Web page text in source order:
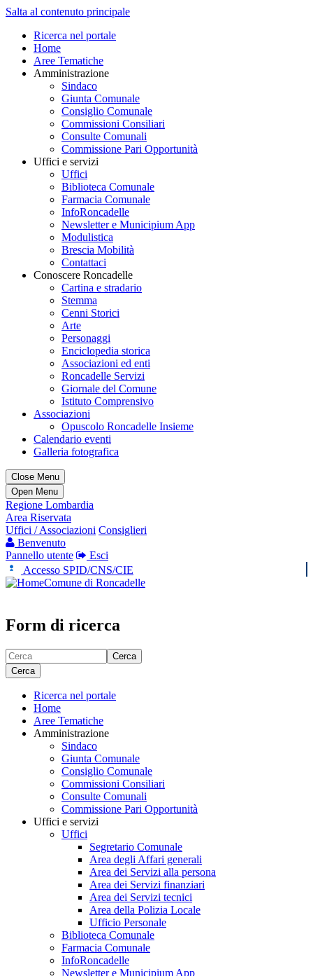
Salta al contenuto principale
Ricerca nel portale
Home
Aree Tematiche
Amministrazione
Sindaco
Giunta Comunale
Consiglio Comunale
Commissioni Consiliari
Consulte Comunali
Commissione Pari Opportunità
Uffici e servizi
Uffici
Biblioteca Comunale
Farmacia Comunale
InfoRoncadelle
Newsletter e Municipium App
Modulistica
Brescia Mobilità
Contattaci
Conoscere Roncadelle
Cartina e stradario
Stemma
Cenni Storici
Arte
Personaggi
Enciclopedia storica
Associazioni ed enti
Roncadelle Servizi
Giornale del Comune
Istituto Comprensivo
Associazioni
Opuscolo Roncadelle Insieme
Calendario eventi
Galleria fotografica
Close Menu
Open Menu
Regione Lombardia
Area Riservata
Uffici / Associazioni Consiglieri
Benvenuto
Pannello utente
Esci
Accesso SPID/CNS/CIE
Comune di Roncadelle
Form di ricerca
Cerca
Cerca
Ricerca nel portale
Home
Aree Tematiche
Amministrazione
Sindaco
Giunta Comunale
Consiglio Comunale
Commissioni Consiliari
Consulte Comunali
Commissione Pari Opportunità
Uffici e servizi
Uffici
Segretario Comunale
Area degli Affari generali
Area dei Servizi alla persona
Area dei Servizi finanziari
Area dei Servizi tecnici
Area della Polizia Locale
Ufficio Personale
Biblioteca Comunale
Farmacia Comunale
InfoRoncadelle
Newsletter e Municipium App